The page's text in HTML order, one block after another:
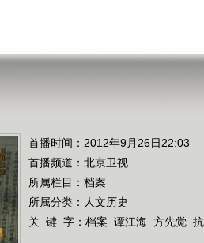
首播时间：2012年9月26日22:03
首播频道： 北京卫视
所属栏目： 档案
所属分类：人文历史
关 键 字： 档案 谭江海 方先觉